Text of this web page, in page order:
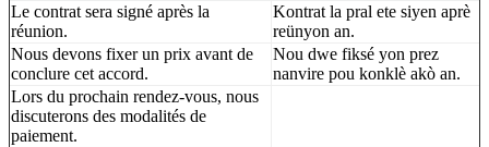
Le contrat sera signé après la
réunion.
Kontrat la pral ete siyen aprè
reünyon an.
Nous devons fixer un prix avant de
conclure cet accord.
Nou dwe fiksé yon prez
nanvire pou konklè akò an.
Lors du prochain rendez-vous, nous
discuterons des modalités de
paiement.